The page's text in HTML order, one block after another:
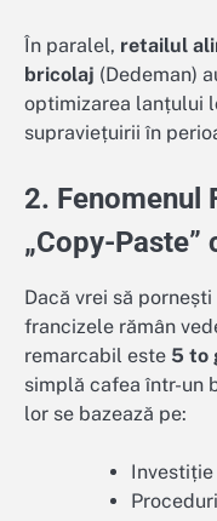
În paralel, retailul
bricolaj (Dedeman)
optimizarea lanțului
supraviețuirii în
2. Fenomenul
„Copy-
Dacă vrei să
francizele rămân
remarcabil este 5 to
simplă cafea într-un
lor se bazează pe: